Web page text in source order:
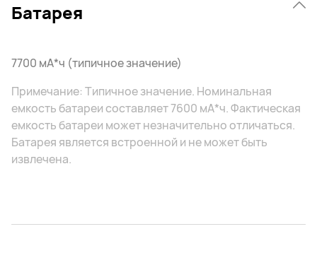
Батарея
7700 мА*ч (типичное значение)
Примечание: Типичное значение. Номинальная
емкость батареи составляет 7600 мА*ч. Фактическая
емкость батареи может незначительно отличаться.
Батарея является встроенной и не может быть
извлечена.